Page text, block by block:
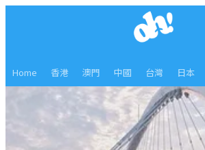
Home 香港 澳門 中國 台灣 日本